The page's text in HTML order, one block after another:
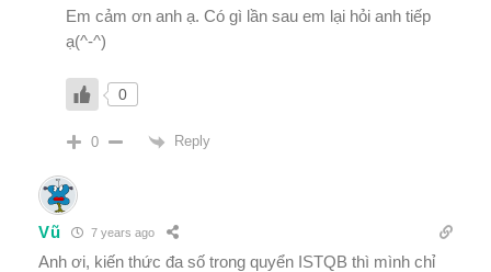
Em cảm ơn anh ạ. Có gì lần sau em lại hỏi anh tiếp
ạ(^-^)
0
0 Reply
Vũ 7 years ago
Anh ơi, kiến thức đa số trong quyển ISTQB thì mình chỉ